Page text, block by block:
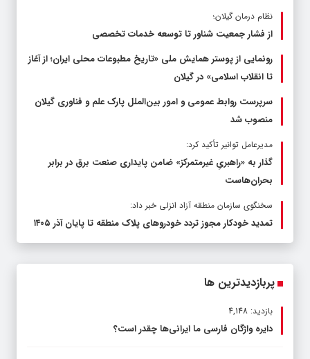
نظام درمان گیلان؛
از فشار جمعیت شناور تا توسعه خدمات تخصصی
رونمایی از پوستر همایش ملی «تاریخ مطبوعات محلی ایران؛ از آغاز
تا انقلاب اسلامی» در گیلان
سرپرست روابط عمومی و امور بین‌الملل پارک علم و فناوری گیلان
منصوب شد
مدیرعامل توانیر تأکید کرد:
گذار به «راهبریِ غیرمتمرکز» ضامن پایداری صنعت برق در برابر
بحران‌هاست
سخنگوی سازمان منطقه آزاد انزلی خبر داد:
تمدید خودکار مجوز تردد خودروهای پلاک منطقه تا پایان آذر ۱۴۰۵
پربازدیدترین ها
بازدید: 4,148
دایره واژگان فارسی ما ایرانی‌ها چقدر است؟